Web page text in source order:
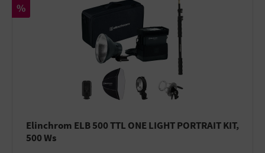
Rabatt
%
Elinchrom ELB 500 TTL ONE LIGHT PORTRAIT KIT,
500 Ws